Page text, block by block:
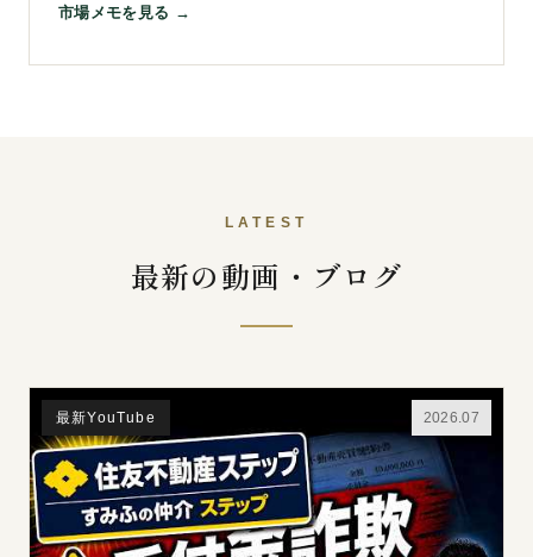
市場メモを見る →
LATEST
最新の動画・ブログ
最新YouTube 2026.07